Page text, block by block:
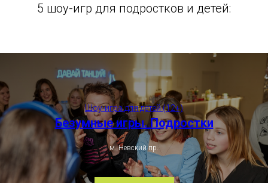
5 шоу-игр для подростков и детей:
Шоу-игра для детей (12+)
Безумные игры. Подростки
м. Невский пр.